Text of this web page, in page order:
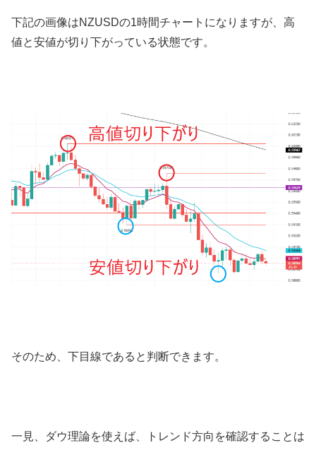
下記の画像はNZUSDの1時間チャートになりますが、高
値と安値が切り下がっている状態です。
そのため、下目線であると判断できます。
一見、ダウ理論を使えば、トレンド方向を確認することは